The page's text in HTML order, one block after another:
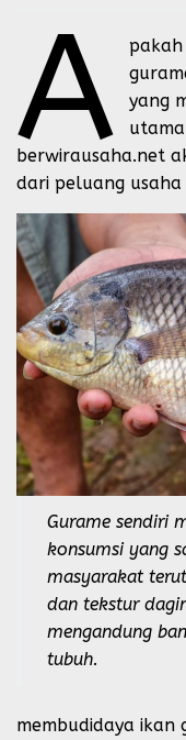
A
yang
berwirausaha.net
dari peluang
Gurame sendiri
konsumsi yang
masyarakat
dan tekstur
mengandung
tubuh.
membudidaya ikan